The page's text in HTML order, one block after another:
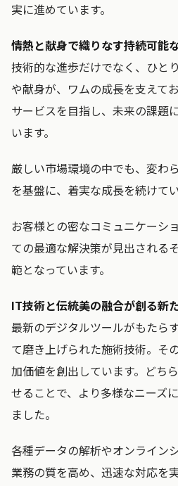
実に進めています。
情熱と献身で織りなす持続可能
技術的な進歩だけでなく、ひと
や献身が、ワムの成長を支えて
サービスを目指し、未来の課題
います。
厳しい市場環境の中でも、変わ
を基盤に、着実な成長を続けてい
お客様との密なコミュニケーシ
ての最適な解決策が見出される
範となっています。
IT技術と伝統美の融合が創る新
最新のデジタルツールがもたら
て磨き上げられた施術技術。そ
加価値を創出しています。どち
せることで、より多様なニーズ
ました。
各種データの解析やオンライン
業務の質を高め、迅速な対応を